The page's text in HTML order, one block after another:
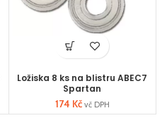
Ložiska 8 ks na blistru ABEC7
Spartan
174 Kč vč DPH